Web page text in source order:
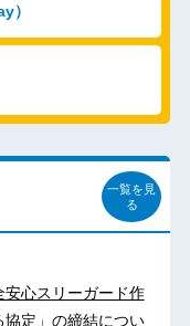
）
一覧を見
る
心スリーガード作
定」の締結につい